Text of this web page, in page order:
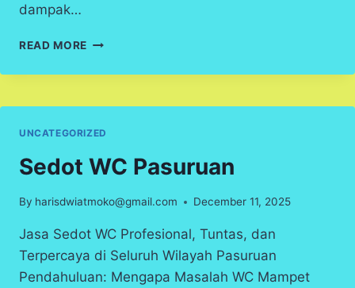
dampak…
READ MORE SEDOT
SURABAYA
UNCATEGORIZED
Sedot WC Pasuruan
By harisdwiatmoko@gmail.com December 11, 2025
Jasa Sedot WC Profesional, Tuntas, dan
Terpercaya di Seluruh Wilayah Pasuruan
Pendahuluan: Mengapa Masalah WC Mampet